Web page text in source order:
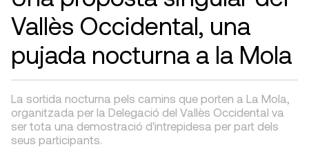
Vallès Occidental, una
pujada nocturna a la Mola
La sortida nocturna pels camins que porten a La Mola,
organitzada per la Delegació del Vallès Occidental va
ser tota una demostració d'intrepidesa per part dels
seus participants.